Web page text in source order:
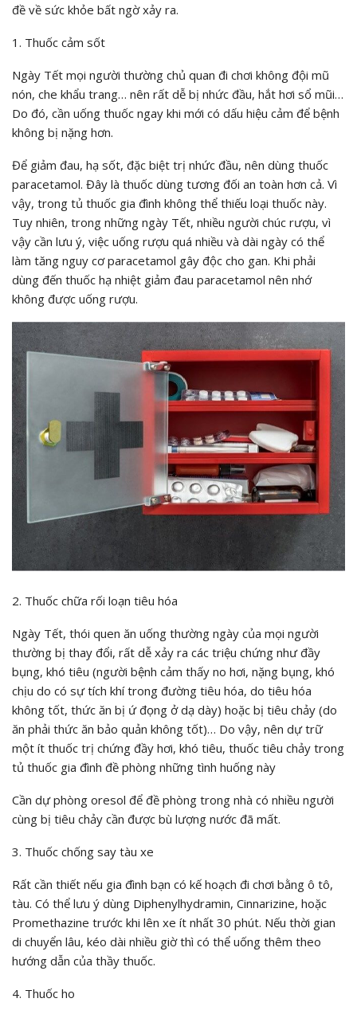
đề về sức khỏe bất ngờ xảy ra.
1. Thuốc cảm sốt
Ngày Tết mọi người thường chủ quan đi chơi không đội mũ
nón, che khẩu trang… nên rất dễ bị nhức đầu, hắt hơi sổ mũi…
Do đó, cần uống thuốc ngay khi mới có dấu hiệu cảm để bệnh
không bị nặng hơn.
Để giảm đau, hạ sốt, đặc biệt trị nhức đầu, nên dùng thuốc
paracetamol. Đây là thuốc dùng tương đối an toàn hơn cả. Vì
vậy, trong tủ thuốc gia đình không thể thiếu loại thuốc này.
Tuy nhiên, trong những ngày Tết, nhiều người chúc rượu, vì
vậy cần lưu ý, việc uống rượu quá nhiều và dài ngày có thể
làm tăng nguy cơ paracetamol gây độc cho gan. Khi phải
dùng đến thuốc hạ nhiệt giảm đau paracetamol nên nhớ
không được uống rượu.
2. Thuốc chữa rối loạn tiêu hóa
Ngày Tết, thói quen ăn uống thường ngày của mọi người
thường bị thay đổi, rất dễ xảy ra các triệu chứng như đầy
bụng, khó tiêu (người bệnh cảm thấy no hơi, nặng bụng, khó
chịu do có sự tích khí trong đường tiêu hóa, do tiêu hóa
không tốt, thức ăn bị ứ đọng ở dạ dày) hoặc bị tiêu chảy (do
ăn phải thức ăn bảo quản không tốt)… Do vậy, nên dự trữ
một ít thuốc trị chứng đầy hơi, khó tiêu, thuốc tiêu chảy trong
tủ thuốc gia đình đề phòng những tình huống này
Cần dự phòng oresol để đề phòng trong nhà có nhiều người
cùng bị tiêu chảy cần được bù lượng nước đã mất.
3. Thuốc chống say tàu xe
Rất cần thiết nếu gia đình bạn có kế hoạch đi chơi bằng ô tô,
tàu. Có thể lưu ý dùng Diphenylhydramin, Cinnarizine, hoặc
Promethazine trước khi lên xe ít nhất 30 phút. Nếu thời gian
di chuyển lâu, kéo dài nhiều giờ thì có thể uống thêm theo
hướng dẫn của thầy thuốc.
4. Thuốc ho